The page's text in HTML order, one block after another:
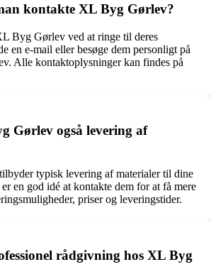
kontakte XL Byg Gørlev?
Byg Gørlev ved at ringe til deres
en e-mail eller besøge dem personligt på
Alle kontaktoplysninger kan findes på
Gørlev også levering af
typisk levering af materialer til dine
en god idé at kontakte dem for at få mere
priser og leveringstider.
rådgivning hos XL Byg